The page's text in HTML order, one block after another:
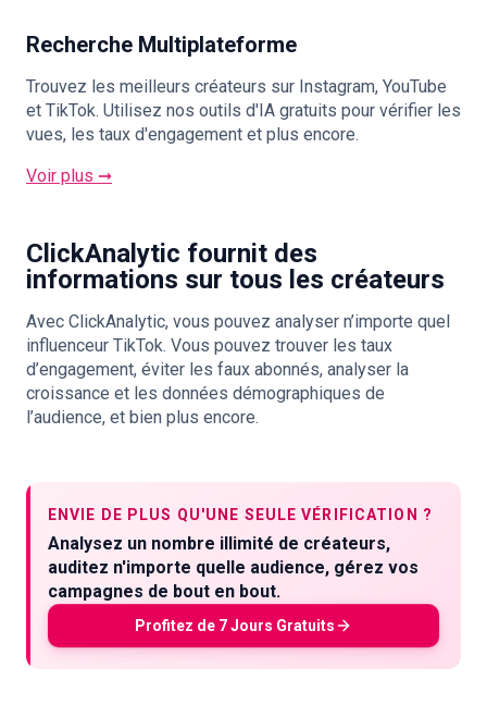
Recherche Multiplateforme
Trouvez les meilleurs créateurs sur Instagram, YouTube
et TikTok. Utilisez nos outils d'IA gratuits pour vérifier les
vues, les taux d'engagement et plus encore.
Voir plus ➞
ClickAnalytic fournit des
informations sur tous les créateurs
Avec ClickAnalytic, vous pouvez analyser n’importe quel
influenceur TikTok. Vous pouvez trouver les taux
d’engagement, éviter les faux abonnés, analyser la
croissance et les données démographiques de
l’audience, et bien plus encore.
ENVIE DE PLUS QU'UNE SEULE VÉRIFICATION ?
Analysez un nombre illimité de créateurs,
auditez n'importe quelle audience, gérez vos
campagnes de bout en bout.
Profitez de 7 Jours Gratuits